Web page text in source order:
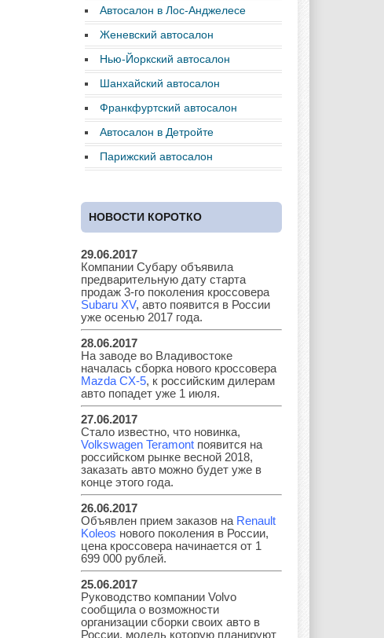
Chrysler Citroen Dacia
Daewoo Dodge
Fiat Ford Great Wall
GAZ Geely
Honda Hyundai Infiniti
JAC Jaguar
Kia Lada Lamborghini
Lancia
Lexus Lotus Lincoln
Автосалон в Лос-Анджелесе
Женевский автосалон
Нью-Йоркский автосалон
Шанхайский автосалон
Франкфуртский автосалон
Автосалон в Детройте
Парижский автосалон
НОВОСТИ КОРОТКО
29.06.2017
Компании Субару объявила
предварительную дату старта
продаж 3-го поколения кроссовера
Subaru XV, авто появится в России
уже осенью 2017 года.
28.06.2017
На заводе во Владивостоке
началась сборка нового кроссовера
Mazda CX-5, к российским дилерам
авто попадет уже 1 июля.
27.06.2017
Стало известно, что новинка,
Volkswagen Teramont появится на
российском рынке весной 2018,
заказать авто можно будет уже в
конце этого года.
26.06.2017
Объявлен прием заказов на Renault
Koleos нового поколения в России,
цена кроссовера начинается от 1
699 000 рублей.
25.06.2017
Руководство компании Volvo
сообщила о возможности
организации сборки своих авто в
России, модель которую планируют